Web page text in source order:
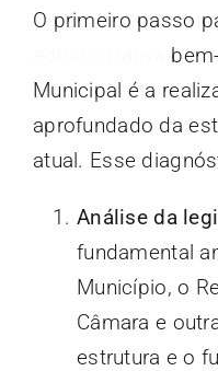
O primeiro passo
Municipal é a
aprofundado da
atual. Esse
Análise da
fundamental
Município, o
Câmara e
estrutura e o